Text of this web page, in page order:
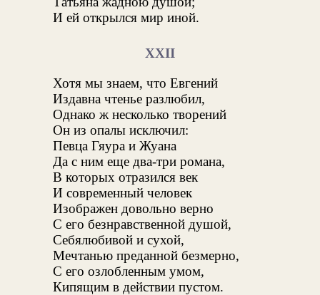
И ей открылся мир иной.
XXII
Хотя мы знаем, что Евгений
Издавна чтенье разлюбил,
Однако ж несколько творений
Он из опалы исключил:
Певца Гяура и Жуана
Да с ним еще два-три романа,
В которых отразился век
И современный человек
Изображен довольно верно
С его безнравственной душой,
Себялюбивой и сухой,
Мечтанью преданной безмерно,
С его озлобленным умом,
Кипящим в действии пустом.